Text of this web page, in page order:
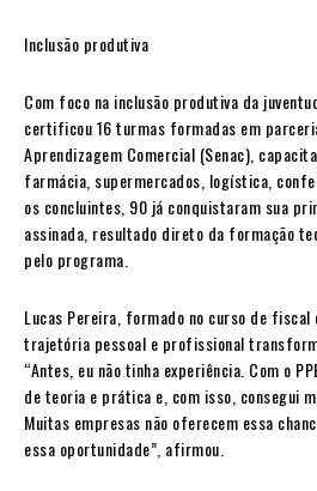
Inclusão produtiva
Com foco na inclusão produtiva da
certificou 16 turmas formadas em
Aprendizagem Comercial (Senac),
farmácia, supermercados, logística,
os concluintes, 90 já conquistaram sua
assinada, resultado direto da formação
pelo programa.
Lucas Pereira, formado no curso de fiscal
trajetória pessoal e profissional
“Antes, eu não tinha experiência. Com o
de teoria e prática e, com isso, consegui
Muitas empresas não oferecem essa
essa oportunidade”, afirmou.